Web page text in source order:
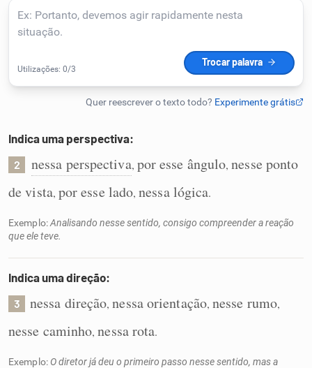
Cata-letras
Caça-palavras
Dicionário
Sinônimos
Indica uma perspectiva:
2 nessa perspectiva, por esse ângulo,nesse ponto
de vista, por esse lado,nessa lógica.
Exemplo:Analisando nesse sentido, consigo compreender a reação
que ele teve.
Indica uma direção:
3 nessa direção,nessa orientação, nesse rumo,
nesse caminho,nessa rota.
Exemplo: O diretor já deu o primeiro passo nesse sentido, mas a